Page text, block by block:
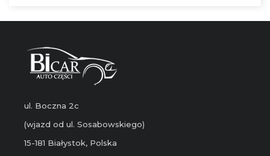
ul. Boczna 2c
(wjazd od ul. Sosabowskiego)
15-181 Białystok, Polska